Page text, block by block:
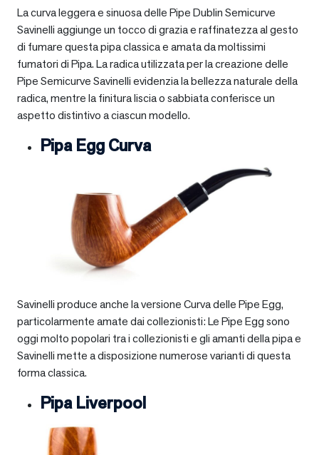
La curva leggera e sinuosa delle Pipe Dublin Semicurve
Savinelli aggiunge un tocco di grazia e raffinatezza al gesto
di fumare questa pipa classica e amata da moltissimi
fumatori di Pipa. La radica utilizzata per la creazione delle
Pipe Semicurve Savinelli evidenzia la bellezza naturale della
radica, mentre la finitura liscia o sabbiata conferisce un
aspetto distintivo a ciascun modello.
Pipa Egg Curva
Savinelli produce anche la versione Curva delle Pipe Egg,
particolarmente amate dai collezionisti: Le Pipe Egg sono
oggi molto popolari tra i collezionisti e gli amanti della pipa e
Savinelli mette a disposizione numerose varianti di questa
forma classica.
Pipa Liverpool